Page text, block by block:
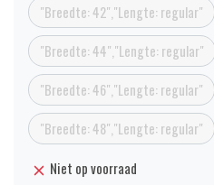
"Breedte: 42","Lengte: regular"
"Breedte: 44","Lengte: regular"
"Breedte: 46","Lengte: regular"
"Breedte: 48","Lengte: regular"
Niet op voorraad